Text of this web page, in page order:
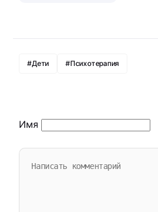
#Дети #Психотерапия
Имя